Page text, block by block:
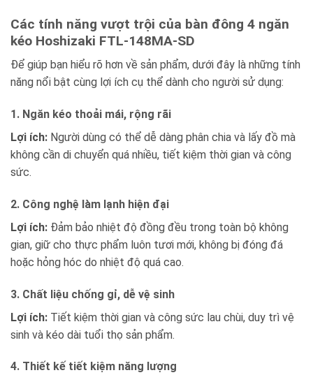
Các tính năng vượt trội của bàn đông 4 ngăn
kéo Hoshizaki FTL-148MA-SD
Để giúp bạn hiểu rõ hơn về sản phẩm, dưới đây là những tính
năng nổi bật cùng lợi ích cụ thể dành cho người sử dụng:
1. Ngăn kéo thoải mái, rộng rãi
Lợi ích: Người dùng có thể dễ dàng phân chia và lấy đồ mà
không cần di chuyển quá nhiều, tiết kiệm thời gian và công
sức.
2. Công nghệ làm lạnh hiện đại
Lợi ích: Đảm bảo nhiệt độ đồng đều trong toàn bộ không
gian, giữ cho thực phẩm luôn tươi mới, không bị đóng đá
hoặc hỏng hóc do nhiệt độ quá cao.
3. Chất liệu chống gỉ, dễ vệ sinh
Lợi ích: Tiết kiệm thời gian và công sức lau chùi, duy trì vệ
sinh và kéo dài tuổi thọ sản phẩm.
4. Thiết kế tiết kiệm năng lượng